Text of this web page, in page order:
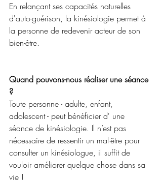
En relançant ses capacités naturelles
d'auto-guérison, la kinésiologie permet à
la personne de redevenir acteur de son
bien-être.
Quand pouvons-nous réaliser une séance
?
Toute personne - adulte, enfant,
adolescent - peut bénéficier d' une
séance de kinésiologie. Il n’est pas
nécessaire de ressentir un mal-être pour
consulter un kinésiologue, il suffit de
vouloir améliorer quelque chose dans sa
vie !